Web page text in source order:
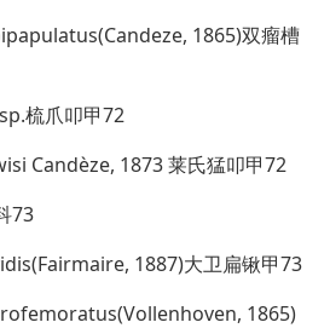
1865)双瘤槽
梳爪叩甲72
Candèze, 1873 莱氏猛叩甲72
73
1887)大卫扁锹甲73
1865)